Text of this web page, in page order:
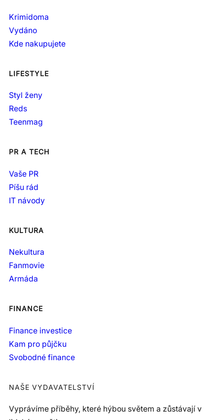
Krimidoma
Vydáno
Kde nakupujete
LIFESTYLE
Styl ženy
Reds
Teenmag
PR A TECH
Vaše PR
Píšu rád
IT návody
KULTURA
Nekultura
Fanmovie
Armáda
FINANCE
Finance investice
Kam pro půjčku
Svobodné finance
NAŠE VYDAVATELSTVÍ
Vyprávíme příběhy, které hýbou světem a zůstávají v